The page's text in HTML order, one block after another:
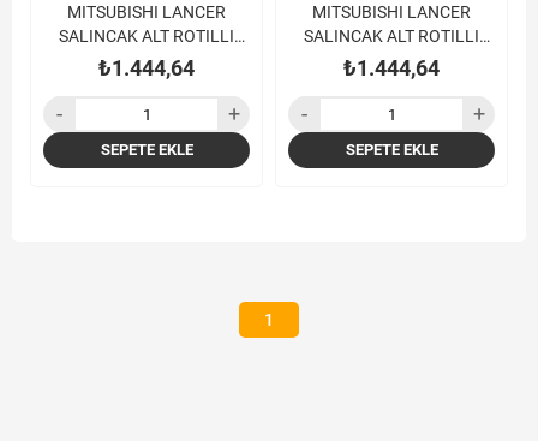
MITSUBISHI LANCER
SALINCAK ALT ROTILLI
BURCLU SAG 88-92
₺1.444,64
SEPETE EKLE
MITSUBISHI LANCER
SALINCAK ALT ROTILLI
BURCLU SOL 88-92
₺1.444,64
SEPETE EKLE
1